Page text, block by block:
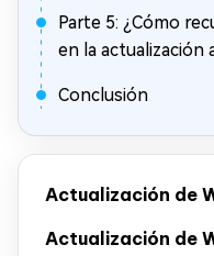
Parte 5: ¿Cómo
en la actualización
Conclusión
Actualización de
Actualización de